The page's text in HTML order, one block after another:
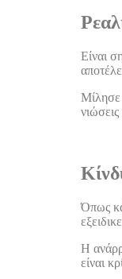
Είναι
Μίλησε
Όπως
Η
είναι